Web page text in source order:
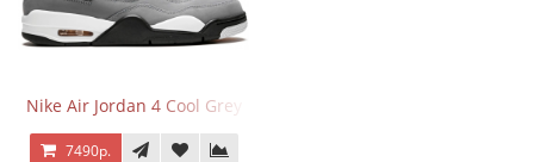
Nike Air Jordan 4 Cool Grey
7490р.